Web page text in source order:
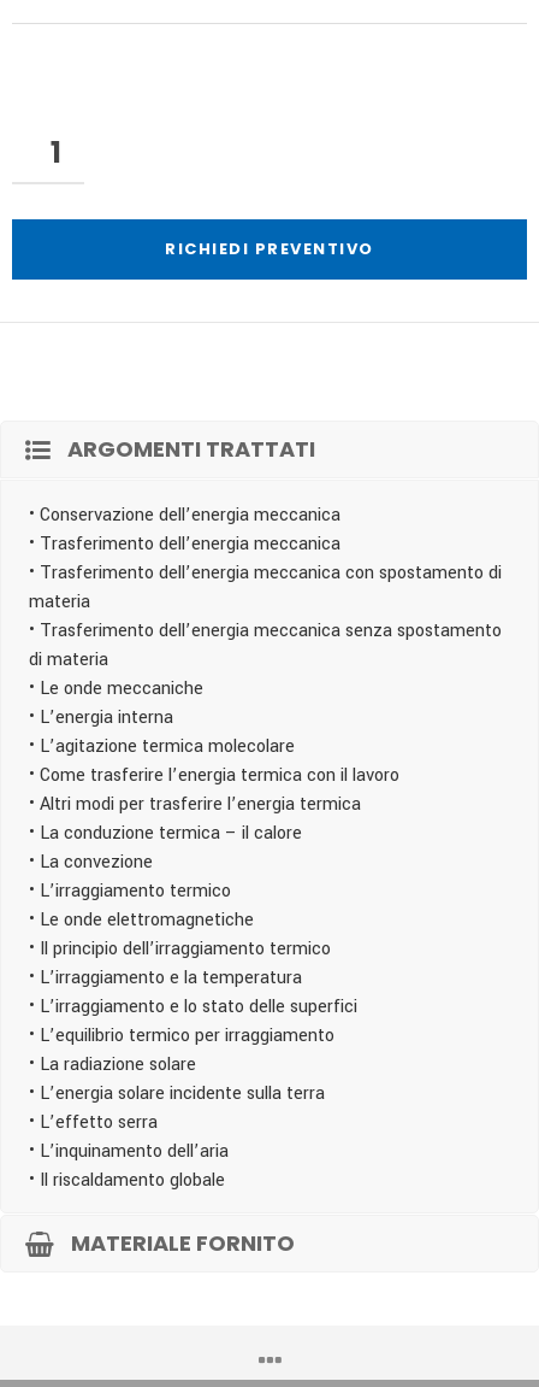
RICHIEDI PREVENTIVO
ARGOMENTI TRATTATI
• Conservazione dell’energia meccanica
• Trasferimento dell’energia meccanica
• Trasferimento dell’energia meccanica con spostamento di
materia
• Trasferimento dell’energia meccanica senza spostamento
di materia
• Le onde meccaniche
• L’energia interna
• L’agitazione termica molecolare
• Come trasferire l’energia termica con il lavoro
• Altri modi per trasferire l’energia termica
• La conduzione termica – il calore
• La convezione
• L’irraggiamento termico
• Le onde elettromagnetiche
• Il principio dell’irraggiamento termico
• L’irraggiamento e la temperatura
• L’irraggiamento e lo stato delle superfici
• L’equilibrio termico per irraggiamento
• La radiazione solare
• L’energia solare incidente sulla terra
• L’effetto serra
• L’inquinamento dell’aria
• Il riscaldamento globale
MATERIALE FORNITO